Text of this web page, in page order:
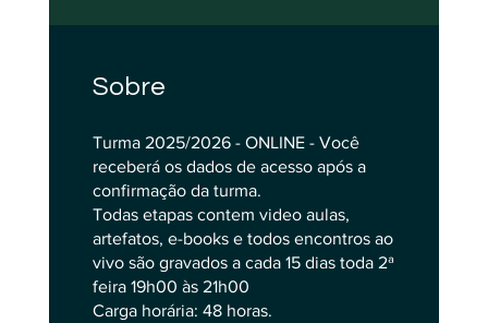
Sobre
Turma 2025/2026 - ONLINE - Você
receberá os dados de acesso após a
confirmação da turma.
Todas etapas contem video aulas,
artefatos, e-books e todos encontros ao
vivo são gravados a cada 15 dias toda 2ª
feira 19h00 às 21h00
Carga horária: 48 horas.